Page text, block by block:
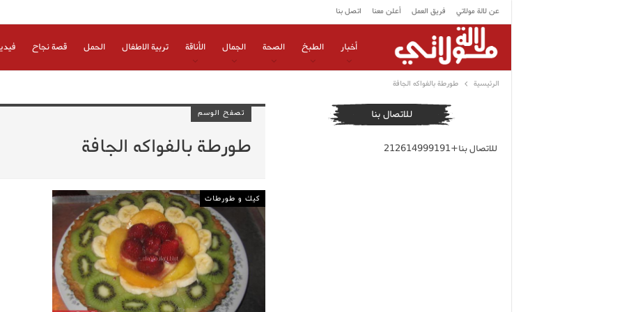
عن لالة مولاتي فريق العمل أعلن معنا اتصل بنا
أخبار الطبخ الصحة الجمال الأناقة تربية الاطفال الحمل قصة نجاح
الرئيسية طورطة بالفواكه الجافة
تصفح الوسم
طورطة بالفواكه الجافة
كيك و طورطات
للاتصال بنا
للاتصال بنا+212614999191